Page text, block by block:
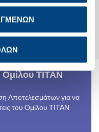
Ομίλου ΤΙΤΑΝ
Αποτελεσμάτων για να
του Ομίλου ΤΙΤΑΝ